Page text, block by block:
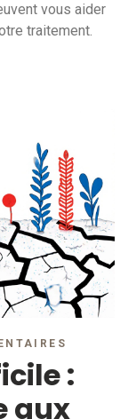
vous aider
traitement.
:
aux